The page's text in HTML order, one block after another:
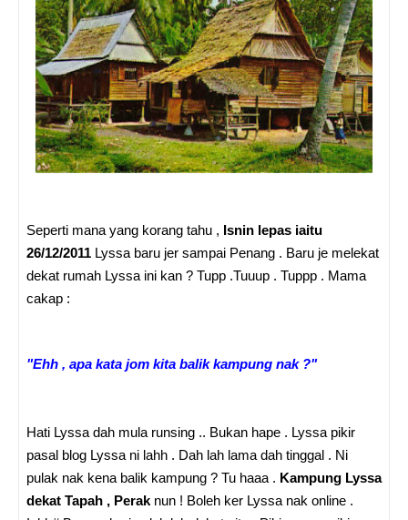
Seperti mana yang korang tahu , Isnin lepas iaitu
26/12/2011 Lyssa baru jer sampai Penang . Baru je melekat
dekat rumah Lyssa ini kan ? Tupp .Tuuup . Tuppp . Mama
cakap :
"Ehh , apa kata jom kita balik kampung nak ?"
Hati Lyssa dah mula runsing .. Bukan hape . Lyssa pikir
pasal blog Lyssa ni lahh . Dah lah lama dah tinggal . Ni
pulak nak kena balik kampung ? Tu haaa . Kampung Lyssa
dekat Tapah , Perak nun ! Boleh ker Lyssa nak online .